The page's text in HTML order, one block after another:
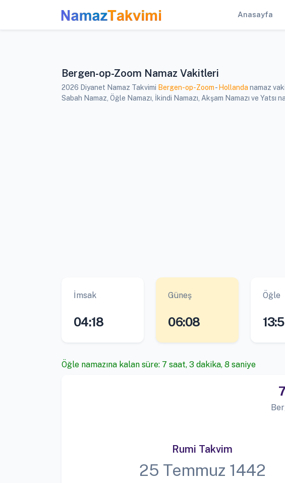
Anasayfa
Bergen-op-Zoom Namaz Vakitleri
2026 Diyanet Namaz Takvimi Bergen-op-Zoom- Hollanda namaz
Sabah Namaz, Öğle Namazı, İkindi Namazı, Akşam Namazı ve
İmsak
04:18
Güneş
06:08
Öğle
Öğle namazına kalan süre: 7 saat, 3 dakika, 8 saniye
Rumi Takvim
25 Temmuz 1442